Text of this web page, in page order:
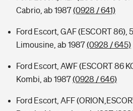
Cabrio, ab 1987(0928 / 641)
Ford Escort, GAF (ESCORT 86),
Limousine, ab 1987(0928 / 645)
Ford Escort, AWF (ESCORT 86
Kombi, ab 1987(0928 / 646)
Ford Escort, AFF